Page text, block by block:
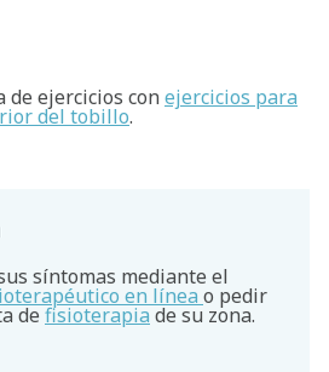
de ejercicios con ejercicios para
del tobillo.
síntomas mediante el
en línea o pedir
de fisioterapia de su zona.